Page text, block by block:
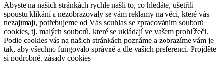
Abyste na našich stránkách rychle našli to, co hledáte, ušetřili
spoustu klikání a nezobrazovaly se vám reklamy na věci, které vás
nezajímají, potřebujeme od Vás souhlas se zpracováním souborů
cookies, tj. malých souborů, které se ukládají ve vašem prohlížeči.
Podle cookies vás na našich stránkách poznáme a zobrazíme vám je
tak, aby všechno fungovalo správně a dle vašich preferencí. Projděte
si podrobně. zásady cookies